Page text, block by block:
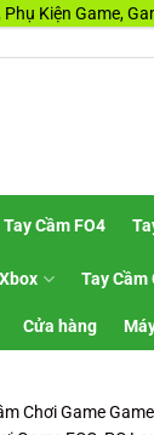
Kiện Game,
Tay Cầm FO4
Tay Cầm
Cửa hàng